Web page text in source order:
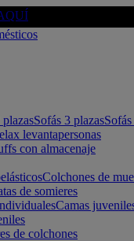
plazasSofás 3 plazas
levantapersonas
con almacenaje
Colchones de
de somieres
Camas
de colchones